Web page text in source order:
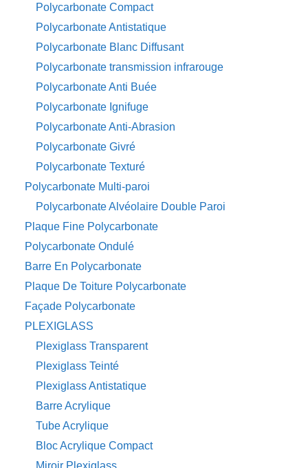
Polycarbonate Compact
Polycarbonate Antistatique
Polycarbonate Blanc Diffusant
Polycarbonate transmission infrarouge
Polycarbonate Anti Buée
Polycarbonate Ignifuge
Polycarbonate Anti-Abrasion
Polycarbonate Givré
Polycarbonate Texturé
Polycarbonate Multi-paroi
Polycarbonate Alvéolaire Double Paroi
Plaque Fine Polycarbonate
Polycarbonate Ondulé
Barre En Polycarbonate
Plaque De Toiture Polycarbonate
Façade Polycarbonate
PLEXIGLASS
Plexiglass Transparent
Plexiglass Teinté
Plexiglass Antistatique
Barre Acrylique
Tube Acrylique
Bloc Acrylique Compact
Miroir Plexiglass